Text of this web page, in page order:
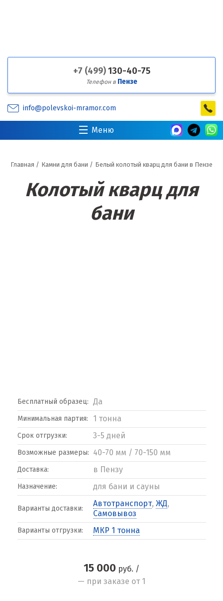
+7 (499)130-40-75
Телефон в Пензе
info@polevskoi-mramor.com
Меню
Главная / Камни для бани / Белый колотый кварц для бани в Пензе
Колотый кварц для
бани
Бесплатный образец: Да
Минимальная партия: 1 тонна
Срок отгрузки: 3-5 дней
Возможные размеры: 40-70 мм / 70-150 мм
Доставка: в Пензу
Назначение: для бани и сауны
Варианты доставки:
Автотранспорт, ЖД,
Самовывоз
Варианты отгрузки: МКР 1 тонна
15 000 руб. /
— при заказе от 1